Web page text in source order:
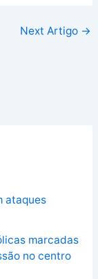
Next Artigo →
ataques
marcadas
no centro